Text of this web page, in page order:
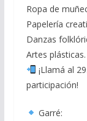
Ropa de
Papelería
Danzas
Artes plásticas.
¡Llamá al
participación!
Garré: